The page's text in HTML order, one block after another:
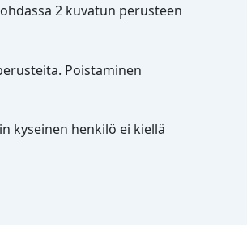
2 kuvatun perusteen
Poistaminen
kyseinen henkilö ei kiellä